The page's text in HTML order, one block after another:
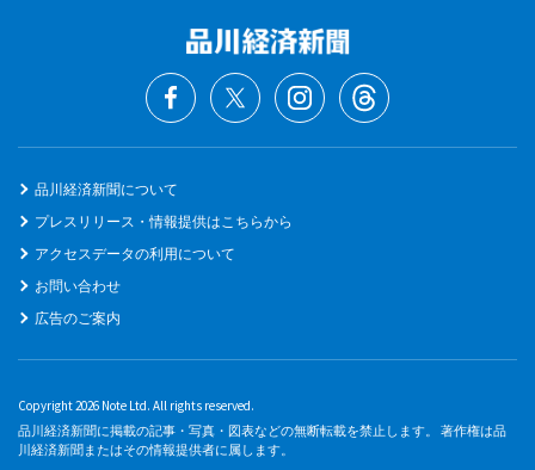
品川経済新聞について
プレスリリース・情報提供はこちらから
アクセスデータの利用について
お問い合わせ
広告のご案内
Copyright 2026 Note Ltd. All rights reserved.
品川経済新聞に掲載の記事・写真・図表などの無断転載を禁止します。 著作権は品
川経済新聞またはその情報提供者に属します。